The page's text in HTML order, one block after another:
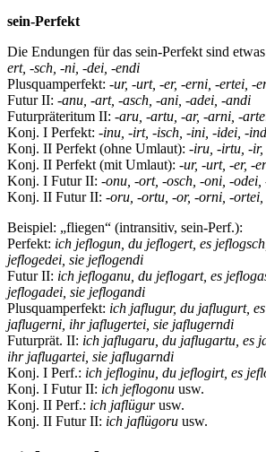
sein-Perfekt
Die Endungen für das sein-Perfekt sind
ert, -sch, -ni, -dei, -endi
Plusquamperfekt: -ur, -urt, -er, -erni, -ertei, -
Futur II: -anu, -art, -asch, -ani, -adei, -andi
Futurpräteritum II: -aru, -artu, -ar, -arni, -
Konj. I Perfekt: -inu, -irt, -isch, -ini, -idei, -
Konj. II Perfekt (ohne Umlaut): -iru, -irtu, -
Konj. II Perfekt (mit Umlaut): -ur, -urt, -er, -
Konj. I Futur II: -onu, -ort, -osch, -oni, -odei,
Konj. II Futur II: -oru, -ortu, -or, -orni, -
Beispiel: „fliegen“ (intransitiv, sein-Perf.):
Perfekt: ich jeflogun, du jeflogert, es
jeflogedei, sie jeflogendi
Futur II: ich jefloganu, du jeflogart, es
jeflogadei, sie jeflogandi
Plusquamperfekt: ich jaflugur, du jaflugurt,
jaflugerni, ihr jaflugertei, sie jaflugerndi
Futurprät. II: ich jaflugaru, du jaflugartu, es
ihr jaflugartei, sie jaflugarndi
Konj. I Perf.: ich jefloginu, du jeflogirt, es
Konj. I Futur II: ich jeflogonu usw.
Konj. II Perf.: ich jaflügurusw.
Konj. II Futur II: ich jaflügoru usw.